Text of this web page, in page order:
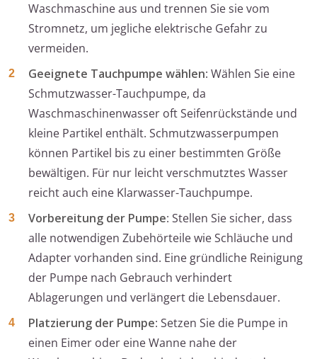
Waschmaschine aus und trennen Sie sie vom
Stromnetz, um jegliche elektrische Gefahr zu
vermeiden.
Geeignete Tauchpumpe wählen: Wählen Sie eine
Schmutzwasser-Tauchpumpe, da
Waschmaschinenwasser oft Seifenrückstände und
kleine Partikel enthält. Schmutzwasserpumpen
können Partikel bis zu einer bestimmten Größe
bewältigen. Für nur leicht verschmutztes Wasser
reicht auch eine Klarwasser-Tauchpumpe.
Vorbereitung der Pumpe: Stellen Sie sicher, dass
alle notwendigen Zubehörteile wie Schläuche und
Adapter vorhanden sind. Eine gründliche Reinigung
der Pumpe nach Gebrauch verhindert
Ablagerungen und verlängert die Lebensdauer.
Platzierung der Pumpe: Setzen Sie die Pumpe in
einen Eimer oder eine Wanne nahe der